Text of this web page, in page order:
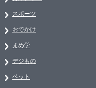
スポーツ
おでかけ
まめ学
デジもの
ペット